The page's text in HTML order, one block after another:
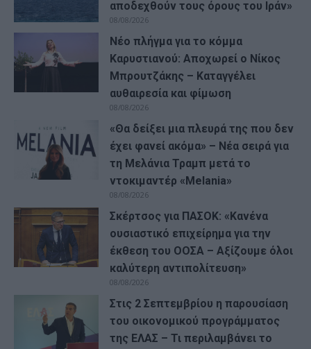
αποδεχθούν τους όρους του Ιράν»
08/08/2026
Νέο πλήγμα για το κόμμα
Καρυστιανού: Αποχωρεί ο Νίκος
Μπρουτζάκης – Καταγγέλει
αυθαιρεσία και φίμωση
08/08/2026
«Θα δείξει μια πλευρά της που δεν
έχει φανεί ακόμα» – Νέα σειρά για
τη Μελάνια Τραμπ μετά το
ντοκιμαντέρ «Melania»
08/08/2026
Σκέρτσος για ΠΑΣΟΚ: «Κανένα
ουσιαστικό επιχείρημα για την
έκθεση του ΟΟΣΑ – Αξίζουμε όλοι
καλύτερη αντιπολίτευση»
08/08/2026
Στις 2 Σεπτεμβρίου η παρουσίαση
του οικονομικού προγράμματος
της ΕΛΑΣ – Τι περιλαμβάνει το